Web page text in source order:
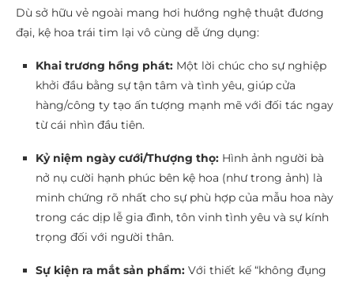
Dù sở hữu vẻ ngoài mang hơi hướng nghệ thuật đương
đại, kệ hoa trái tim lại vô cùng dễ ứng dụng:
Khai trương hồng phát: Một lời chúc cho sự nghiệp
khởi đầu bằng sự tận tâm và tình yêu, giúp cửa
hàng/công ty tạo ấn tượng mạnh mẽ với đối tác ngay
từ cái nhìn đầu tiên.
Kỷ niệm ngày cưới/Thượng thọ: Hình ảnh người bà
nở nụ cười hạnh phúc bên kệ hoa (như trong ảnh) là
minh chứng rõ nhất cho sự phù hợp của mẫu hoa này
trong các dịp lễ gia đình, tôn vinh tình yêu và sự kính
trọng đối với người thân.
Sự kiện ra mắt sản phẩm: Với thiết kế “không đụng